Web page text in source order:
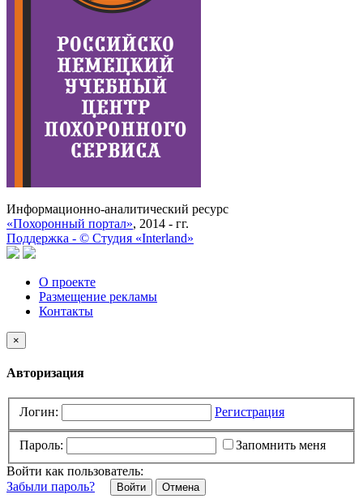
Информационно-аналитический ресурс
«Похоронный портал», 2014 - гг.
Поддержка - © Cтудия «Interland»
О проекте
Размещение рекламы
Контакты
×
Авторизация
Логин: Регистрация
Пароль:
Запомнить меня
Войти как пользователь:
Забыли пароль?
Отмена